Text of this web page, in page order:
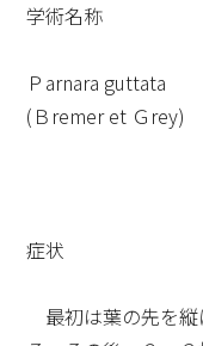
学術名称
Ｐarnara guttata
(Ｂremer et Ｇrey)
症状
最初は葉の先を縦